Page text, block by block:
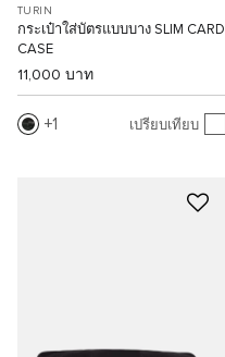
TURIN
กระเป๋าใส่บัตรแบบบาง SLIM CARD
CASE
11,000 บาท
1 เปรียบเทียบ